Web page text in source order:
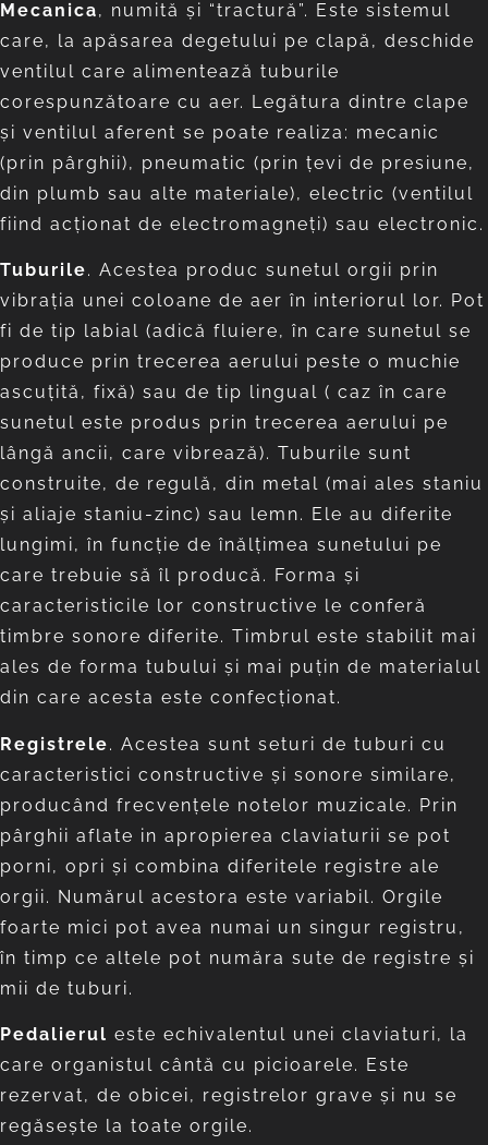
Mecanica, numită și “tractură”. Este sistemul
care, la apăsarea degetului pe clapă, deschide
ventilul care alimentează tuburile
corespunzătoare cu aer. Legătura dintre clape
și ventilul aferent se poate realiza: mecanic
(prin pârghii), pneumatic (prin țevi de presiune,
din plumb sau alte materiale), electric (ventilul
fiind acționat de electromagneți) sau electronic.
Tuburile. Acestea produc sunetul orgii prin
vibrația unei coloane de aer în interiorul lor. Pot
fi de tip labial (adică fluiere, în care sunetul se
produce prin trecerea aerului peste o muchie
ascuțită, fixă) sau de tip lingual ( caz în care
sunetul este produs prin trecerea aerului pe
lângă ancii, care vibrează). Tuburile sunt
construite, de regulă, din metal (mai ales staniu
și aliaje staniu-zinc) sau lemn. Ele au diferite
lungimi, în funcție de înălțimea sunetului pe
care trebuie să îl producă. Forma și
caracteristicile lor constructive le conferă
timbre sonore diferite. Timbrul este stabilit mai
ales de forma tubului și mai puțin de materialul
din care acesta este confecționat.
Registrele. Acestea sunt seturi de tuburi cu
caracteristici constructive și sonore similare,
producând frecvențele notelor muzicale. Prin
pârghii aflate in apropierea claviaturii se pot
porni, opri și combina diferitele registre ale
orgii. Numărul acestora este variabil. Orgile
foarte mici pot avea numai un singur registru,
în timp ce altele pot număra sute de registre și
mii de tuburi.
Pedalierul este echivalentul unei claviaturi, la
care organistul cântă cu picioarele. Este
rezervat, de obicei, registrelor grave și nu se
regăsește la toate orgile.